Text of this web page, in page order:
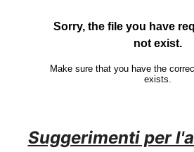
Suggerimenti per